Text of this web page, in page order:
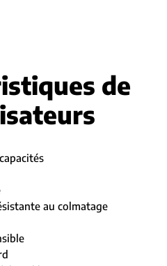
de
au colmatage